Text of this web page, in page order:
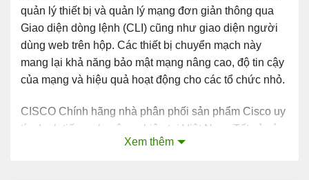
quản lý thiết bị và quản lý mạng đơn giản thông qua
Giao diện dòng lệnh (CLI) cũng như giao diện người
dùng web trên hộp. Các thiết bị chuyển mạch này
mang lại khả năng bảo mật mạng nâng cao, độ tin cậy
của mạng và hiệu quả hoạt động cho các tổ chức nhỏ.
CISCO Chính hãng nhà phân phối sản phẩm Cisco uy
tín danh tiếng, chuyên nghiệp tại Việt Nam. Tất cả sản
phẩm Cisco Switches C1000-16P-E-2G-L được Cisco
Xem thêm